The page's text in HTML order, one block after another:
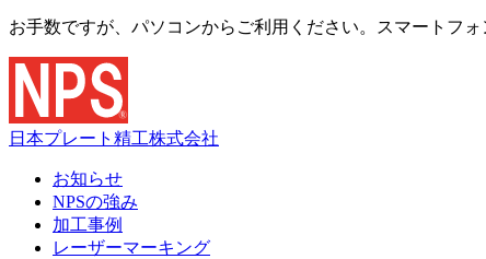
お手数ですが、パソコンからご利用ください。スマートフ
日本プレート精工株式会社
お知らせ
NPSの強み
加工事例
レーザーマーキング